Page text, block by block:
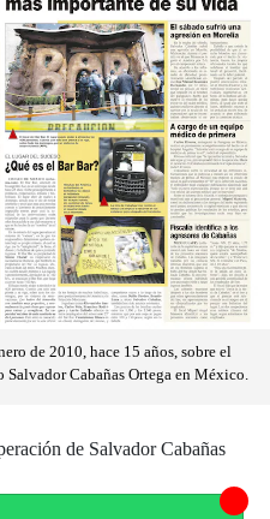
de 2010, hace 15 años, sobre el
Cabañas Ortega en México.
de Salvador Cabañas